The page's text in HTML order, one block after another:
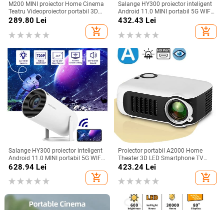
M200 MINI proiector Home Cinema
Teatru Videoproiector portabil 3D
LED Videoproiector pentru jocuri
Laser Beamer 4K 1080P Via HD
Port Smart TV BOX
289.80 Lei
add_shopping_cart
Salange HY300 proiector inteligent
Android 11.0 MINI portabil 5G WIFI
Home Cinema 720P pentru
SAMSUNG Apple Outdoor 1080P
4K Film HDMI
432.43 Lei
add_shopping_cart
Salange HY300 proiector inteligent
Android 11.0 MINI portabil 5G WIFI
Home Cinema 720P pentru
SAMSUNG Apple Outdoor 1080P
4K Film HDMI
628.94 Lei
add_shopping_cart
Proiector portabil A2000 Home
Theater 3D LED Smartphone TV
Laser Beamer Mini proiector pentru
Full HD 1080P Video Cinema
423.24 Lei
add_shopping_cart